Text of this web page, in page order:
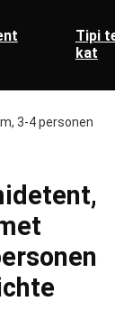
Tipi
kat
3-4 personen